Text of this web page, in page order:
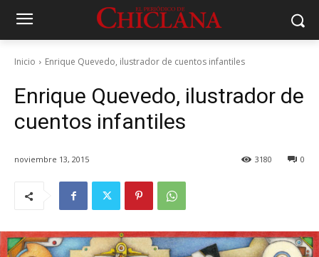
Inicio Enrique Quevedo, ilustrador de cuentos infantiles
Enrique Quevedo, ilustrador de
cuentos infantiles
noviembre 13, 2015 0
3180